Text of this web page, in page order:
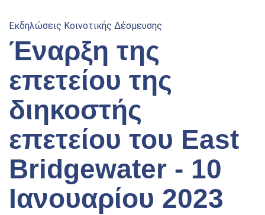
Εκδηλώσεις Κοινοτικής Δέσμευσης
Έναρξη της
επετείου της
διηκοστής
επετείου του East
Bridgewater - 10
Ιανουαρίου 2023